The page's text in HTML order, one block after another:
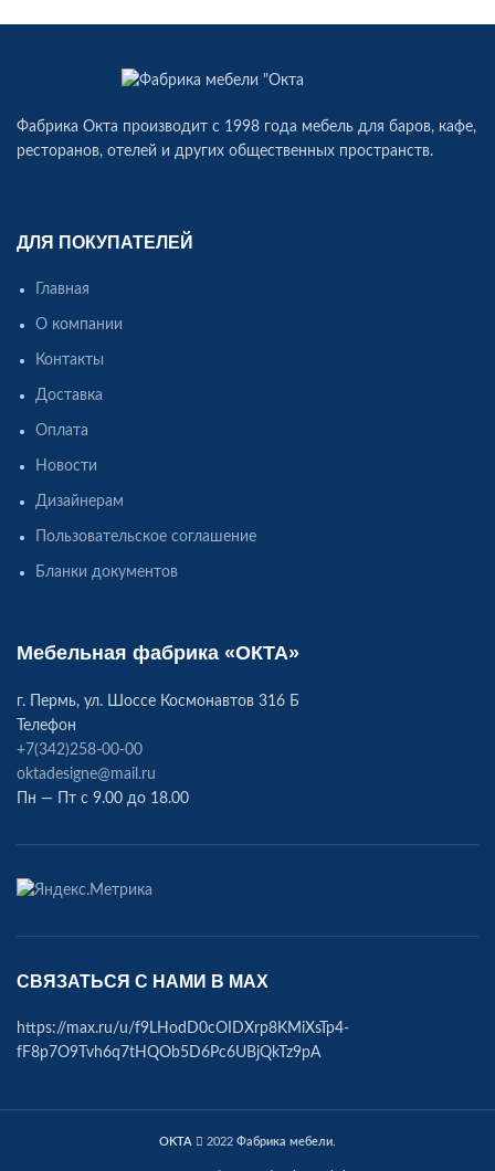
Фабрика Окта производит c 1998 года мебель для баров, кафе,
ресторанов, отелей и других общественных пространств.
ДЛЯ ПОКУПАТЕЛЕЙ
Главная
О компании
Контакты
Доставка
Оплата
Новости
Дизайнерам
Пользовательское соглашение
Бланки документов
Мебельная фабрика «ОКТА»
г. Пермь, ул. Шоссе Космонавтов 316 Б
Телефон
+7(342)258-00-00
oktadesigne@mail.ru
Пн — Пт с 9.00 до 18.00
СВЯЗАТЬСЯ С НАМИ В МАХ
https://max.ru/u/f9LHodD0cOIDXrp8KMiXsTp4-
fF8p7O9Tvh6q7tHQOb5D6Pc6UBjQkTz9pA
OKTA 2022 Фабрика мебели.